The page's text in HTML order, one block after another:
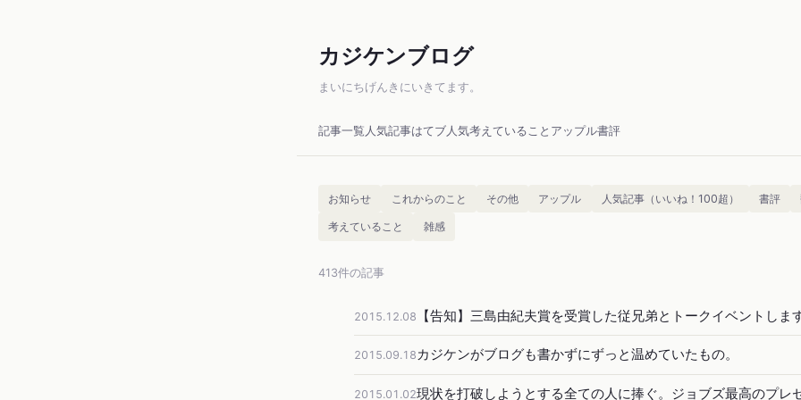
カジケンブログ
まいにちげんきにいきてます。
記事一覧 人気記事はてブ人気考えていること アップル書評
お知らせ これからのこと その他 アップル 人気記事（いいね！100超） 書評
考えていること 雑感
413件の記事
2015.12.08 【告知】三島由紀夫賞を受賞した従兄弟とトークイベントしま
2015.09.18 カジケンがブログも書かずにずっと温めていたもの。
2015.01.02現状を打破しようとする全ての人に捧ぐ。ジョブズ最高のプレ